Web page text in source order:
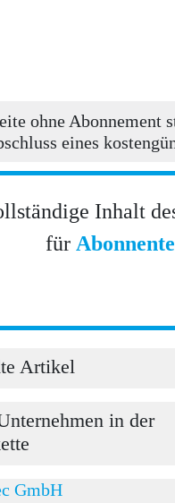
ohne Abonnement
eines
Inhalt
für
Artikel
in der
GmbH